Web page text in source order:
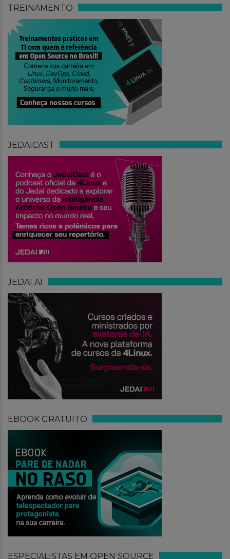
TREINAMENTO
JEDAICAST
JEDAI.AI
EBOOK GRATUITO
ESPECIALISTAS EM OPEN SOURCE